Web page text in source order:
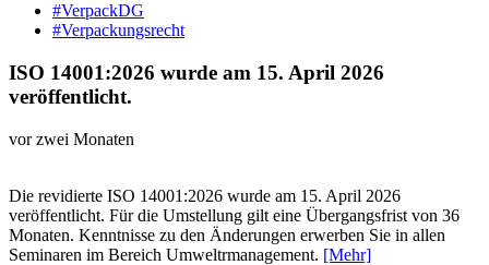
#VerpackDG
#Verpackungsrecht
ISO 14001:2026 wurde am 15. April 2026
veröffentlicht.
vor zwei Monaten
Die revidierte ISO 14001:2026 wurde am 15. April 2026
veröffentlicht. Für die Umstellung gilt eine Übergangsfrist von 36
Monaten. Kenntnisse zu den Änderungen erwerben Sie in allen
Seminaren im Bereich Umweltrmanagement. [Mehr]